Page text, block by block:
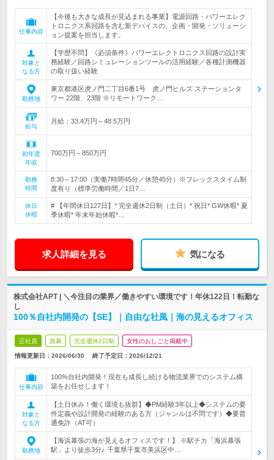
仕事内容
【今後も大きな成長が見込まれる事業】電源回路・パワーエレク
トロニクス系回路を含む新デバイスの、企画・開発・ソリューシ
ョン提案を担当します。
対象と
なる方
【学歴不問】《必須条件》パワーエレクトロニクス回路の設計実
務経験／回路シミュレーションツールの活用経験／各種計測機器
の取り扱い経験
勤務地
東京都港区虎ノ門二丁目6番1号 虎ノ門ヒルズ ステーションタ
ワー 22階、23階 ※リモートワーク…
給与
月給：33.4万円～48.5万円
初年度
年収
700万円～850万円
勤務
時間
8:30～17:00（実働7時間45分／休憩45分）※フレックスタイム制
度有り（標準労働時間／1日7…
休日
休暇
# 【年間休日127日】* 完全週休2日制（土日）* 祝日* GW休暇* 夏
季休暇* 年末年始休暇*…
求人詳細を見る 気になる
株式会社APT | ＼今注目の業界／働きやすい環境です！年休122日！転勤な
し
100％自社内開発の【SE】｜自由な社風｜海の見えるオフィス
正社員 急募 完全週休2日制 女性のおしごと掲載中
情報更新日：2026/06/30 終了予定日： 2026/12/21
仕事内容
100%自社内開発！現在も成長し続ける物流業界でのシステム構
築をお任せします！
対象と
なる方
【土日休み！働く環境も抜群】◆PM経験3年以上◆システムの要
件定義や設計開発の経験のある方（ジャンルは不問です）◆要普
通免許（AT可）
勤務地
【海浜幕張の海が見えるオフィスです！】 ※駅チカ「海浜幕張
駅」より徒歩3分♪ 千葉県千葉市美浜区中…